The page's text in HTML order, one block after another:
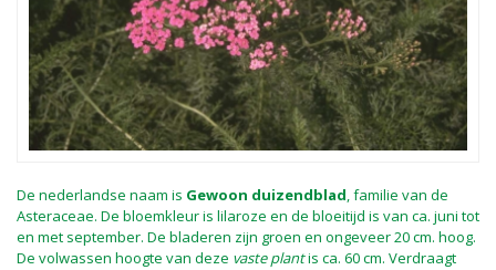
De nederlandse naam is Gewoon duizendblad, familie van de
Asteraceae. De bloemkleur is lilaroze en de bloeitijd is van ca. juni tot
en met september. De bladeren zijn groen en ongeveer 20 cm. hoog.
De volwassen hoogte van deze vaste plantis ca. 60 cm. Verdraagt